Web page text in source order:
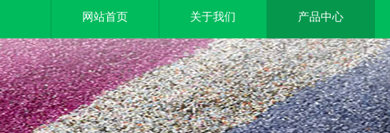
网站首页 关于我们 产品中心